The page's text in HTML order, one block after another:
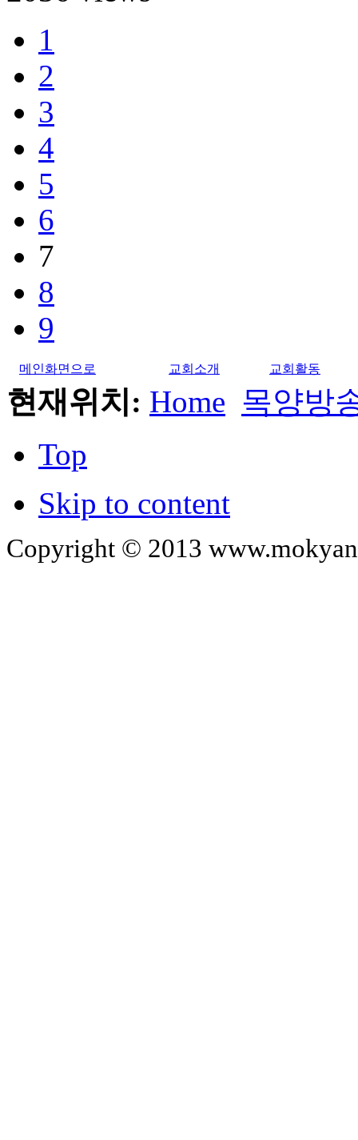
1
2
3
4
5
6
7
8
9
메인화면으로 교회소개 교회활동
현재위치: Home 목양방
Top
Skip to content
Copyright © 2013